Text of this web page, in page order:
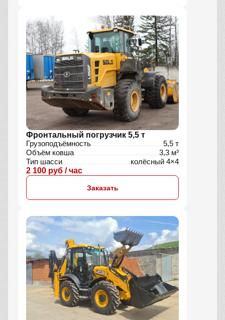
Фронтальный погрузчик 5,5 т
Грузоподъёмность
5,5 т
Объём ковша
3,3 м³
Тип шасси
колёсный 4×4
2 100 руб / час
Заказать